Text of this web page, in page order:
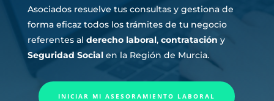
Asociados resuelve tus consultas y gestiona de
forma eficaz todos los trámites de tu negocio
referentes al derecho laboral, contratación y
Seguridad Socialen la Región de Murcia.
INICIAR MI ASESORAMIENTO LABORAL